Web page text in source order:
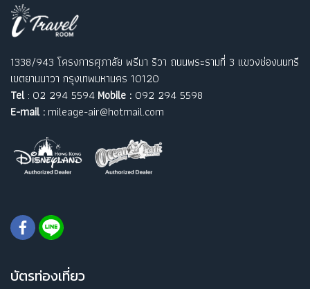
1338/943 โครงการศุภาลัย พรีมา ริวา ถนนพระรามที่ 3 แขวงช่องนนทรี
เขตยานนาวา กรุงเทพมหานคร 10120
Tel: 02 294 5594 Mobile : 092 294 5598
E-mail : mileage-air@hotmail.com
บัตรท่องเที่ยว